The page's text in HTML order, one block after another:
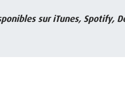
sur iTunes, Spotify,